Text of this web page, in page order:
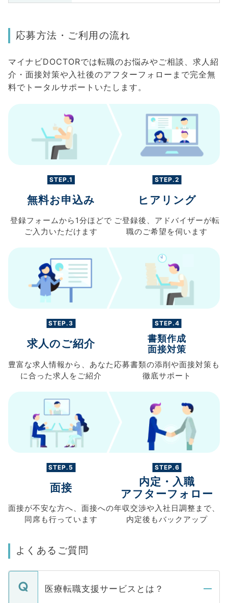
応募方法・ご利用の流れ
マイナビDOCTORでは転職のお悩みやご相談、求人紹
介・面接対策や入社後のアフターフォローまで完全無
料でトータルサポートいたします。
STEP.1
無料お申込み
登録フォームから 1分ほどで
ご入力 いただけます
STEP.2
ヒアリング
ご登録後、 アドバイザーが転
職のご希望を伺います
STEP.3
求人のご紹介
豊富な求人情報から、 あなた
に合った求人を ご紹介
STEP.4
書類作成
面接対策
応募書類の添削や面接対策も
徹底サポート
STEP.5
面接
面接が不安な方へ、 面接への
同席も行っています
STEP.6
内定・入職
アフターフォロー
年収交渉や入社日調整まで、
内定後もバックアップ
よくあるご質問
医療転職支援サービスとは？